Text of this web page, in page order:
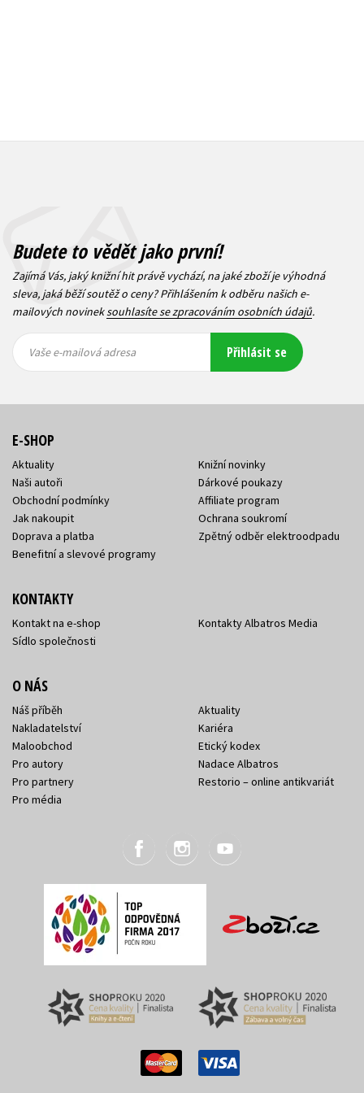
Budete to vědět jako první!
Zajímá Vás, jaký knižní hit právě vychází, na jaké zboží je výhodná
sleva, jaká běží soutěž o ceny? Přihlášením k odběru našich e-
mailových novineksouhlasíte se zpracováním osobních údajů.
mailová
mailová
Vaše e-mailová adresa Přihlásit se
E-SHOP
Aktuality
Naši autoři
Obchodní podmínky
Jak nakoupit
Doprava a platba
Benefitní a slevové programy
Knižní novinky
Dárkové poukazy
Affiliate program
Ochrana soukromí
Zpětný odběr elektroodpadu
KONTAKTY
Kontakt na e-shop
Sídlo společnosti
Kontakty Albatros Media
O NÁS
Náš příběh
Nakladatelství
Maloobchod
Pro autory
Pro partnery
Pro média
Aktuality
Kariéra
Etický kodex
Nadace Albatros
Restorio – online antikvariát